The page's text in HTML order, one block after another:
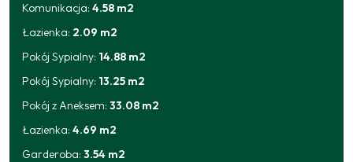
2025-09-11
Komunikacja:4.58 m2
Łazienka: 2.09 m2
Pokój Sypialny: 14.88 m2
Pokój Sypialny: 13.25 m2
Pokój z Aneksem:33.08 m2
Łazienka:4.69 m2
Garderoba:3.54 m2